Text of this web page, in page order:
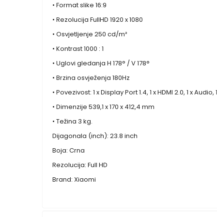
• Format slike 16:9
• Rezolucija FullHD 1920 x 1080
• Osvjetljenje 250 cd/m²
• Kontrast 1000 : 1
• Uglovi gledanja H 178° / V 178°
• Brzina osvježenja 180Hz
• Povezivost: 1 x Display Port 1.4, 1 x HDMI 2.0, 1 x Audio,
• Dimenzije 539,1 x 170 x 412,4 mm
• Težina 3 kg.
Dijagonala (inch): 23.8 inch
Boja: Crna
Rezolucija: Full HD
Brand: Xiaomi